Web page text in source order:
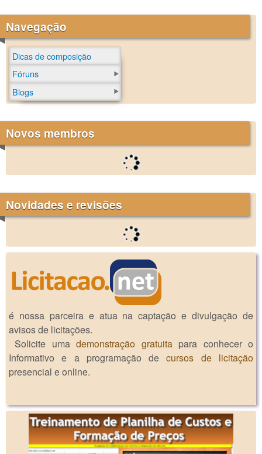
Navegação
Dicas de composição
Fóruns
Blogs
Novos membros
Novidades e revisões
é nossa parceira e atua na captação e divulgação de
avisos de licitações.
Solicite umademonstração gratuitapara conhecer o
Informativo e a programação decursos de licitação
presencial e online.